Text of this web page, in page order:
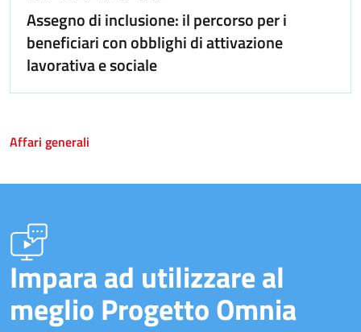
Assegno di inclusione: il percorso per i
beneficiari con obblighi di attivazione
lavorativa e sociale
Affari generali
Impara ad utilizzare al
meglio Progetto Omnia